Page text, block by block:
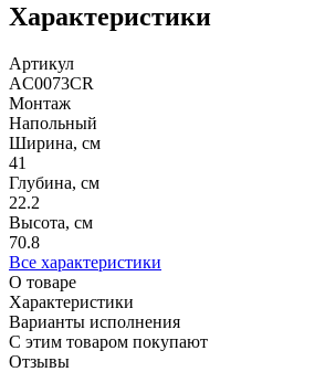
Характеристики
Артикул
AC0073CR
Монтаж
Напольный
Ширина, см
41
Глубина, см
22.2
Высота, см
70.8
Все характеристики
О товаре
Характеристики
Варианты исполнения
С этим товаром покупают
Отзывы